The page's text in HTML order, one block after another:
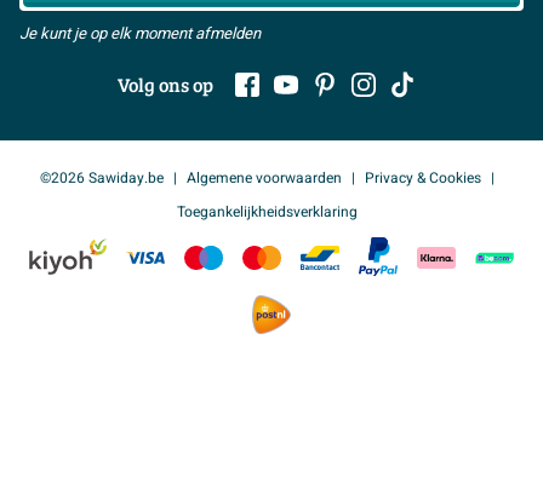
Je kunt je op elk moment afmelden
Volg ons op
©2026 Sawiday.be Algemene voorwaarden
Privacy & Cookies
Toegankelijkheidsverklaring